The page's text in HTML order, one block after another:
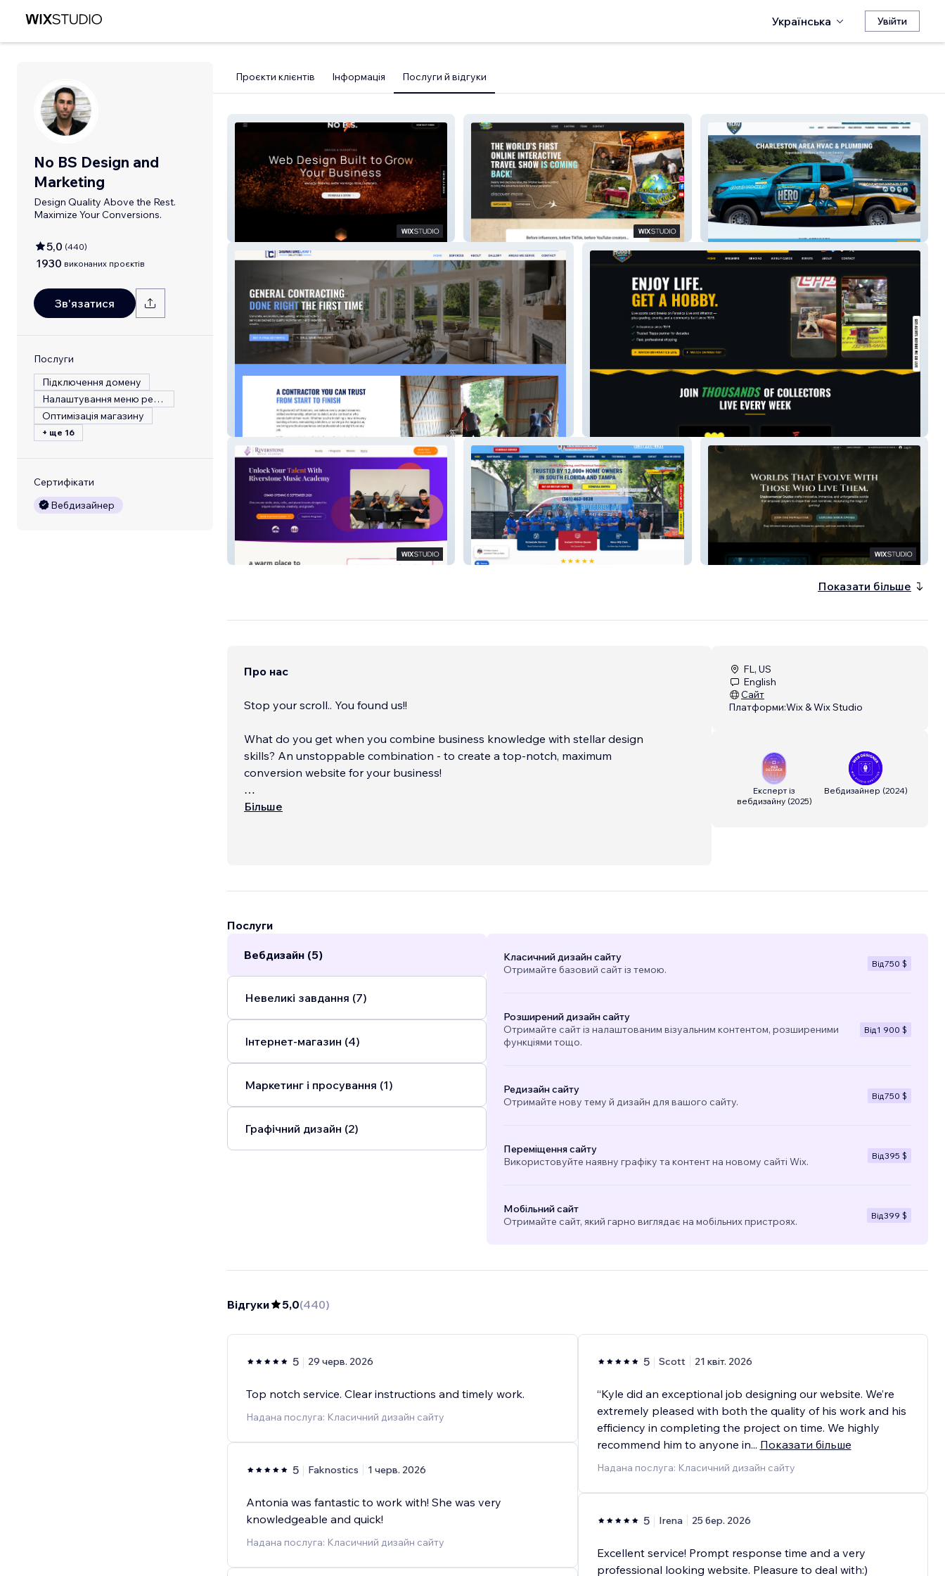
Українська Увійти
No BS Design and
Marketing
Design Quality Above the Rest.
Maximize Your Conversions.
5,0 (440)
1930 виконаних проєктів
Зв'язатися
Послуги
Підключення домену
Налаштування меню ресторану
Оптимізація магазину
+ ще 16
Сертифікати
Вебдизайнер
Проєкти клієнтів Інформація Послуги й відгуки
No BS Design and Marketing TV Show Website HVAC and Plumbing
Construction and Home Remodeling Sports Cards Website
Large Air Conditioning HVAC
Company
Fantasy Game Website
Показати більше
Про нас
Stop your scroll.. You found us!!
What do you get when you combine business knowledge with stellar design
skills? An unstoppable combination - to create a top-notch, maximum
conversion website for your business!
If you have a service business, make sure to check out our website Lets-Go-
Більше
FL, US
English
Сайт
Платформи:Wix & Wix Studio
Експерт із
вебдизайну(2025)
Вебдизайнер (2024)
Послуги
Вебдизайн (5)
Невеликі завдання (7)
Інтернет-магазин (4)
Маркетинг і просування (1)
Графічний дизайн (2)
Класичний дизайн сайту
Отримайте базовий сайт із темою.
Від750 $
Розширений дизайн сайту
Отримайте сайт із налаштованим візуальним контентом, розширеними
функціями тощо.
Від 1 900 $
Редизайн сайту
Отримайте нову тему й дизайн для вашого сайту.
Від750 $
Переміщення сайту
Використовуйте наявну графіку та контент на новому сайті Wix.
Від395 $
Мобільний сайт
Отримайте сайт, який гарно виглядає на мобільних пристроях.
Від399 $
Відгуки 5,0(440)
5 29 черв. 2026
Top notch service. Clear instructions and timely work.
Надана послуга: Класичний дизайн сайту
5 Faknostics 1 черв. 2026
Antonia was fantastic to work with! She was very
knowledgeable and quick!
Надана послуга: Класичний дизайн сайту
5 Scott 21 квіт. 2026
“Kyle did an exceptional job designing our website. We’re
extremely pleased with both the quality of his work and his
efficiency in completing the project on time. We highly
recommend him to anyone in... Показати більше
Надана послуга: Класичний дизайн сайту
5 Irena 25 бер. 2026
Excellent service! Prompt response time and a very
professional looking website. Pleasure to deal with:)